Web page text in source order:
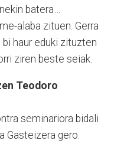
batera…
alaba zituen. Gerra
haur eduki zituzten
ziren beste seiak.
Teodoro
seminariora bidali
Gasteizera gero.